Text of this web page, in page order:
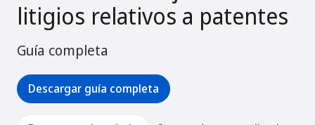
litigios relativos a patentes
Guía completa
Descargar guía completa